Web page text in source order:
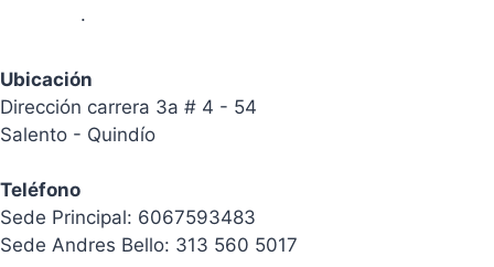
.
Ubicación
Dirección carrera 3a # 4 - 54
Salento - Quindío
Teléfono
Sede Principal: 6067593483
Sede Andres Bello: 313 560 5017